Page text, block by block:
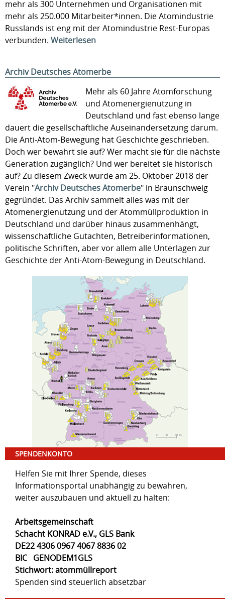
mehr als 300 Unternehmen und Organisationen mit
mehr als 250.000 Mitarbeiter*innen. Die Atomindustrie
Russlands ist eng mit der Atomindustrie Rest-Europas
verbunden. Weiterlesen
Archiv Deutsches Atomerbe
Mehr als 60 Jahre Atomforschung
und Atomenergienutzung in
Deutschland und fast ebenso lange
dauert die gesellschaftliche Auseinandersetzung darum.
Die Anti-Atom-Bewegung hat Geschichte geschrieben.
Doch wer bewahrt sie auf? Wer macht sie für die nächste
Generation zugänglich? Und wer bereitet sie historisch
auf? Zu diesem Zweck wurde am 25. Oktober 2018 der
Verein "Archiv Deutsches Atomerbe" in Braunschweig
gegründet. Das Archiv sammelt alles was mit der
Atomenergienutzung und der Atommüllproduktion in
Deutschland und darüber hinaus zusammenhängt,
wissenschaftliche Gutachten, Betreiberinformationen,
politische Schriften, aber vor allem alle Unterlagen zur
Geschichte der Anti-Atom-Bewegung in Deutschland.
SPENDENKONTO
Helfen Sie mit Ihrer Spende, dieses
Informationsportal unabhängig zu bewahren,
weiter auszubauen und aktuell zu halten:
Arbeitsgemeinschaft
Schacht KONRAD e.V., GLS Bank
DE22 4306 0967 4067 8836 02
BIC GENODEM1GLS
Stichwort: atommüllreport
Spenden sind steuerlich absetzbar